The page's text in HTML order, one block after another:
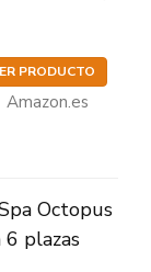
PRODUCTO
Amazon.es
Octopus
plazas